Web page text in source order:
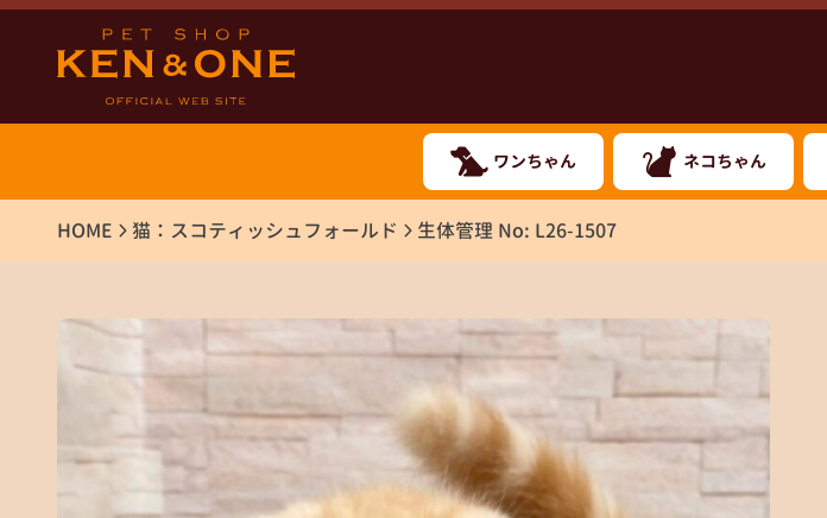
ワンちゃん ネコちゃん
HOME 猫：スコティッシュフォールド 生体管理 No: L26-1507